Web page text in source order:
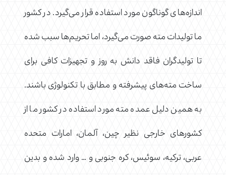
اندازه‌های گوناگون مورد استفاده قرار می‌گیرد. در کشور
ما تولیدات مته صورت می‌گیرد، اما تحریم‌ها سبب شده
تا تولیدگران فاقد دانش به روز و تجهیزات کافی برای
ساخت مته‌های پیشرفته و مطابق با تکنولوژی باشند.
به همین دلیل عمده مته مورد استفاده در کشور ما از
کشورهای خارجی نظیر چین، آلمان، امارات متحده
عربی، ترکیه، سوئیس، کره جنوبی و … وارد شده و بدین